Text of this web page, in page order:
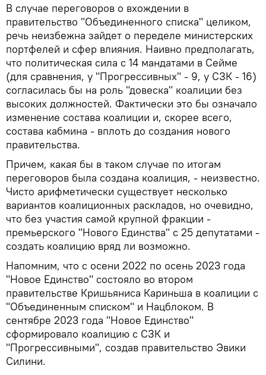
В случае переговоров о вхождении в
правительство "Объединенного списка" целиком,
речь неизбежна зайдет о переделе министерских
портфелей и сфер влияния. Наивно предполагать,
что политическая сила с 14 мандатами в Сейме
(для сравнения, у "Прогрессивных" - 9, у СЗК - 16)
согласилась бы на роль "довеска" коалиции без
высоких должностей. Фактически это бы означало
изменение состава коалиции и, скорее всего,
состава кабмина - вплоть до создания нового
правительства.
Причем, какая бы в таком случае по итогам
переговоров была создана коалиция, - неизвестно.
Чисто арифметически существует несколько
вариантов коалиционных раскладов, но очевидно,
что без участия самой крупной фракции -
премьерского "Нового Единства" с 25 депутатами -
создать коалицию вряд ли возможно.
Напомним, что с осени 2022 по осень 2023 года
"Новое Единство" состояло во втором
правительстве Кришьяниса Кариньша в коалиции с
"Объединенным списком" и Нацблоком. В
сентябре 2023 года "Новое Единство"
сформировало коалицию с СЗК и
"Прогрессивными", создав правительство Эвики
Силини.